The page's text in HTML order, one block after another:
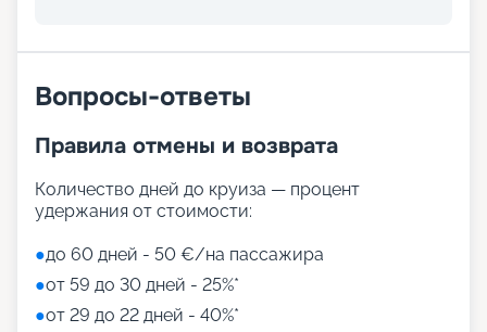
Вопросы-ответы
Правила отмены и возврата
Количество дней до круиза — процент
удержания от стоимости:
●до 60 дней - 50 €/на пассажира
●от 59 до 30 дней - 25%*
●от 29 до 22 дней - 40%*